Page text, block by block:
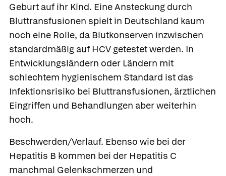
Geburt auf ihr Kind. Eine Ansteckung durch
Bluttransfusionen spielt in Deutschland kaum
noch eine Rolle, da Blutkonserven inzwischen
standardmäßig auf HCV getestet werden. In
Entwicklungsländern oder Ländern mit
schlechtem hygienischem Standard ist das
Infektionsrisiko bei Bluttransfusionen, ärztlichen
Eingriffen und Behandlungen aber weiterhin
hoch.
Beschwerden/Verlauf. Ebenso wie bei der
Hepatitis B kommen bei der Hepatitis C
manchmal Gelenkschmerzen und